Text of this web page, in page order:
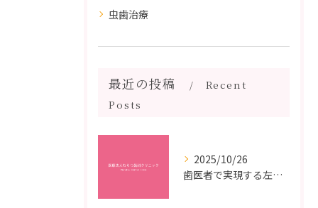
虫歯治療
最近の投稿
Recent
Posts
2025/10/26
歯医者で実現する左右対称治療のポイントと矯正治療選びの疑問解決ガイド